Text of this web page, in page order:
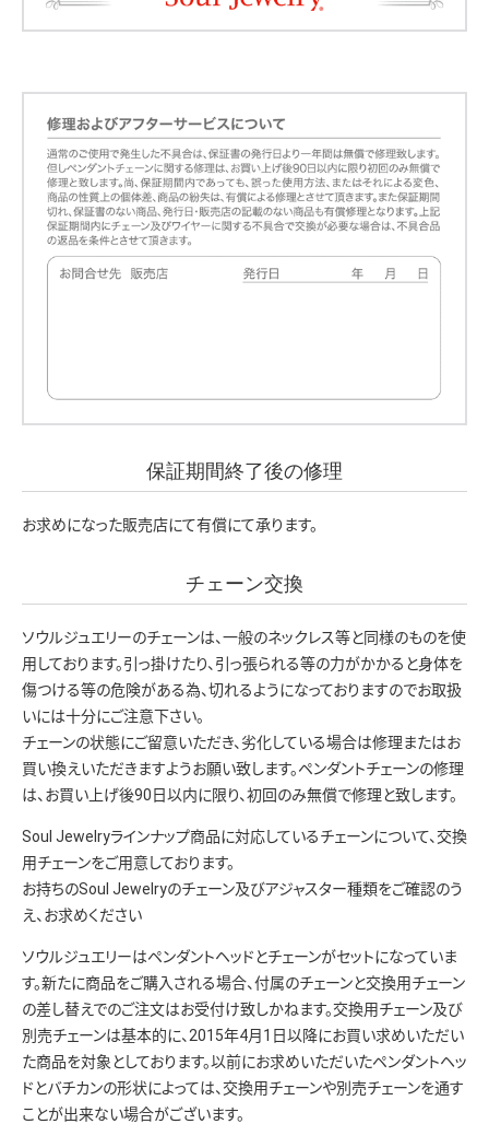
保証期間終了後の修理
お求めになった販売店にて有償にて承ります。
チェーン交換
ソウルジュエリーのチェーンは、一般のネックレス等と同様のものを使
用しております。引っ掛けたり、引っ張られる等の力がかかると身体を
傷つける等の危険がある為、切れるようになっておりますのでお取扱
いには十分にご注意下さい。
チェーンの状態にご留意いただき、劣化している場合は修理またはお
買い換えいただきますようお願い致します。ペンダントチェーンの修理
は、お買い上げ後90日以内に限り、初回のみ無償で修理と致します。
Soul Jewelryラインナップ商品に対応しているチェーンについて、交換
用チェーンをご用意しております。
お持ちのSoul Jewelryのチェーン及びアジャスター種類をご確認のう
え、お求めください
ソウルジュエリーはペンダントヘッドとチェーンがセットになっていま
す。新たに商品をご購入される場合、付属のチェーンと交換用チェーン
の差し替えでのご注文はお受付け致しかねます。交換用チェーン及び
別売チェーンは基本的に、2015年4月1日以降にお買い求めいただい
た商品を対象としております。以前にお求めいただいたペンダントヘッ
ドとバチカンの形状によっては、交換用チェーンや別売チェーンを通す
ことが出来ない場合がございます。